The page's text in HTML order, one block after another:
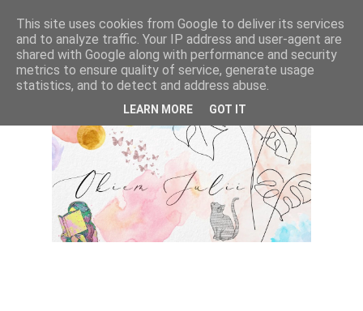
This site uses cookies from Google to deliver its services
and to analyze traffic. Your IP address and user-agent are
shared with Google along with performance and security
metrics to ensure quality of service, generate usage
statistics, and to detect and address abuse.
LEARN MORE GOT IT